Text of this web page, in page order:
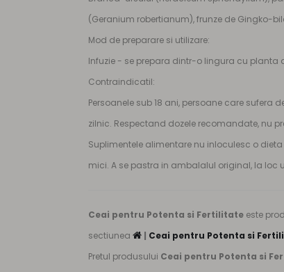
(Geranium robertianum), frunze de Gingko-
Mod de preparare si utilizare:
Infuzie - se prepara dintr-o lingura cu planta
Contraindicatil:
Persoanele sub 18 ani, persoane care
zilnic. Respectand dozele recomandate, nu
Suplimentele alimentare nu inloculesc o
mici. A se pastra in ambalalul original, la loc
Ceai pentru Potenta si Fertilitate este
sectiunea
| Ceai pentru Potenta si
Pretul produsului Ceai pentru Potenta si